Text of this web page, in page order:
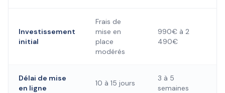
Investissement
initial
Frais de
mise en
place
modérés
990€ à 2
490€
Délai de mise
en ligne
10 à 15 jours
3 à 5
semaines